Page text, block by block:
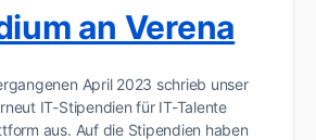
an Verena
April 2023 schrieb unser
IT-Stipendien für IT-Talente
aus. Auf die Stipendien haben